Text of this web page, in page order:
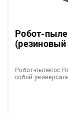
Робот-
Робот-пылесос
собой